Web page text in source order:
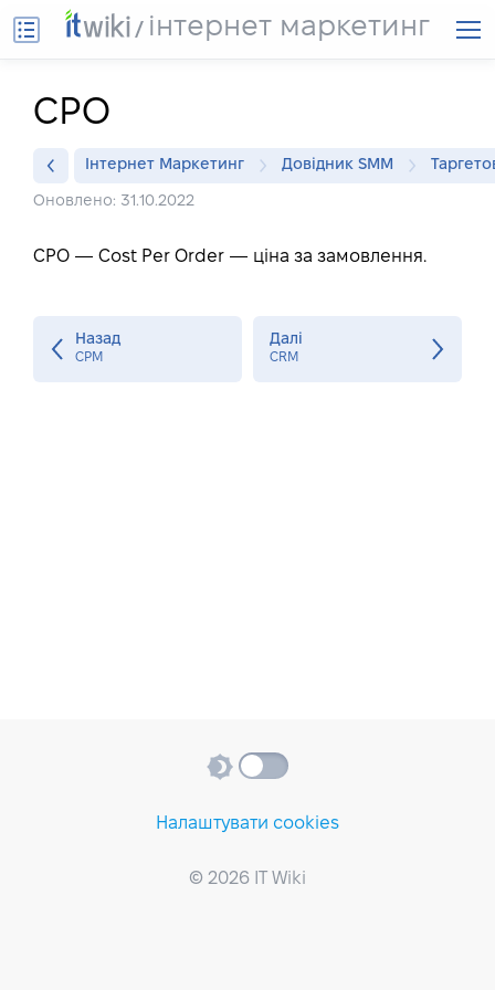
інтернет маркетинг
CPO
Інтернет Маркетинг Довідник SMM
Оновлено: 31.10.2022
CPO — Cost Per Order — ціна за замовлення.
Назад
CPM
Далі
CRM
Налаштувати cookies
© 2026 IT Wiki